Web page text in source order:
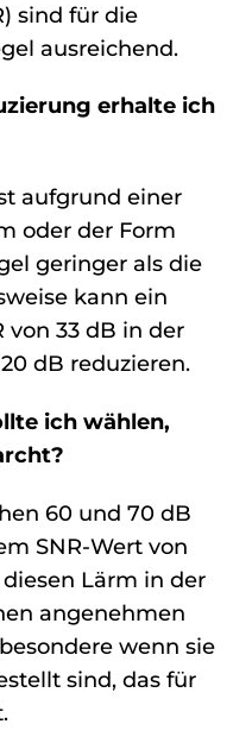
sind für die
ausreichend.
erhalte ich
aufgrund einer
oder der Form
geringer als die
kann ein
von 33 dB in der
dB reduzieren.
ich wählen,
60 und 70 dB
SNR-Wert von
Lärm in der
angenehmen
wenn sie
sind, das für